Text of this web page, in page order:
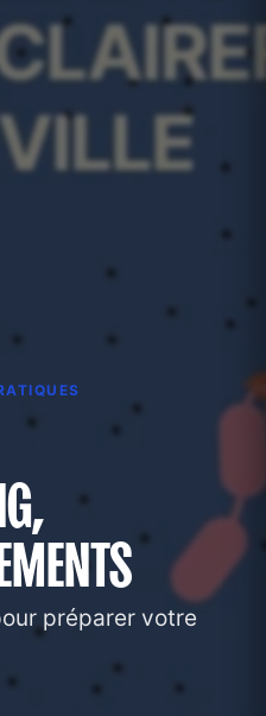
préparer votre